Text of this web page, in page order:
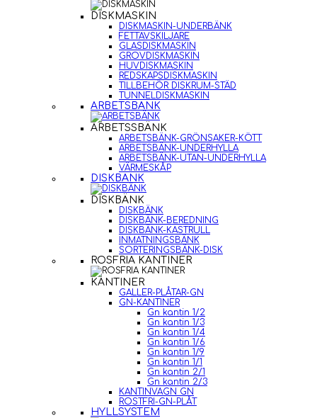
DISKMASKIN
DISKMASKIN-UNDERBÄNK
FETTAVSKILJARE
GLASDISKMASKIN
GROVDISKMASKIN
HUVDISKMASKIN
REDSKAPSDISKMASKIN
TILLBEHÖR DISKRUM-STÄD
TUNNELDISKMASKIN
ARBETSBÄNK
ARBETSSBÄNK
ARBETSBÄNK-GRÖNSAKER-KÖTT
ARBETSBÄNK-UNDERHYLLA
ARBETSBÄNK-UTAN-UNDERHYLLA
VÄRMESKÅP
DISKBÄNK
DISKBÄNK
DISKBÄNK
DISKBÄNK-BEREDNING
DISKBÄNK-KASTRULL
INMATNINGSBÄNK
SORTERINGSBÄNK-DISK
ROSFRIA KANTINER
KANTINER
GALLER-PLÅTAR-GN
GN-KANTINER
Gn kantin 1/2
Gn kantin 1/3
Gn kantin 1/4
Gn kantin 1/6
Gn kantin 1/9
Gn kantin 1/1
Gn kantin 2/1
Gn kantin 2/3
KANTINVAGN GN
ROSTFRI-GN-PLÅT
HYLLSYSTEM